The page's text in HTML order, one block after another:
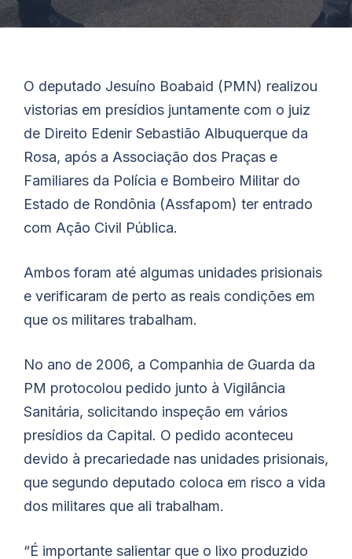
O deputado Jesuíno Boabaid (PMN) realizou
vistorias em presídios juntamente com o juiz
de Direito Edenir Sebastião Albuquerque da
Rosa, após a Associação dos Praças e
Familiares da Polícia e Bombeiro Militar do
Estado de Rondônia (Assfapom) ter entrado
com Ação Civil Pública.
Ambos foram até algumas unidades prisionais
e verificaram de perto as reais condições em
que os militares trabalham.
No ano de 2006, a Companhia de Guarda da
PM protocolou pedido junto à Vigilância
Sanitária, solicitando inspeção em vários
presídios da Capital. O pedido aconteceu
devido à precariedade nas unidades prisionais,
que segundo deputado coloca em risco a vida
dos militares que ali trabalham.
“É importante salientar que o lixo produzido